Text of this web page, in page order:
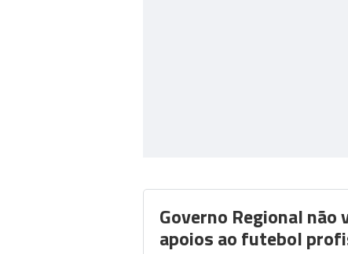
Governo Regional não
apoios ao futebol